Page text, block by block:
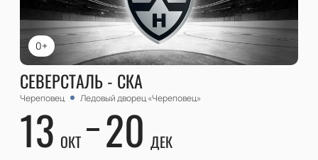
0+
СЕВЕРСТАЛЬ - СКА
Череповец Ледовый дворец «Череповец»
13 ОКТ 20 ДЕК